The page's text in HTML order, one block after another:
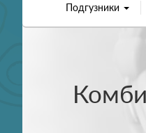
Подгузники